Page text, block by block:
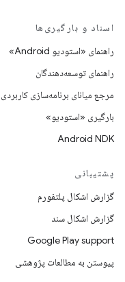
اسناد و بارگیری‌ها
راهنمای «استودیو Android»
راهنمای توسعه‌دهندگان
مرجع میانای برنامه‌سازی کاربردی
بارگیری «استودیو»
Android NDK
پشتیبانی
گزارش اشکال پلتفورم
گزارش اشکال سند
Google Play support
پیوستن به مطالعات پژوهشی